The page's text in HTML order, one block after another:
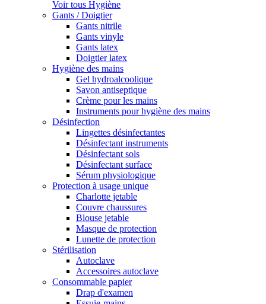
Voir tous Hygiène
Gants / Doigtier
Gants nitrile
Gants vinyle
Gants latex
Doigtier latex
Hygiène des mains
Gel hydroalcoolique
Savon antiseptique
Crème pour les mains
Instruments pour hygiène des mains
Désinfection
Lingettes désinfectantes
Désinfectant instruments
Désinfectant sols
Désinfectant surface
Sérum physiologique
Protection à usage unique
Charlotte jetable
Couvre chaussures
Blouse jetable
Masque de protection
Lunette de protection
Stérilisation
Autoclave
Accessoires autoclave
Consommable papier
Drap d'examen